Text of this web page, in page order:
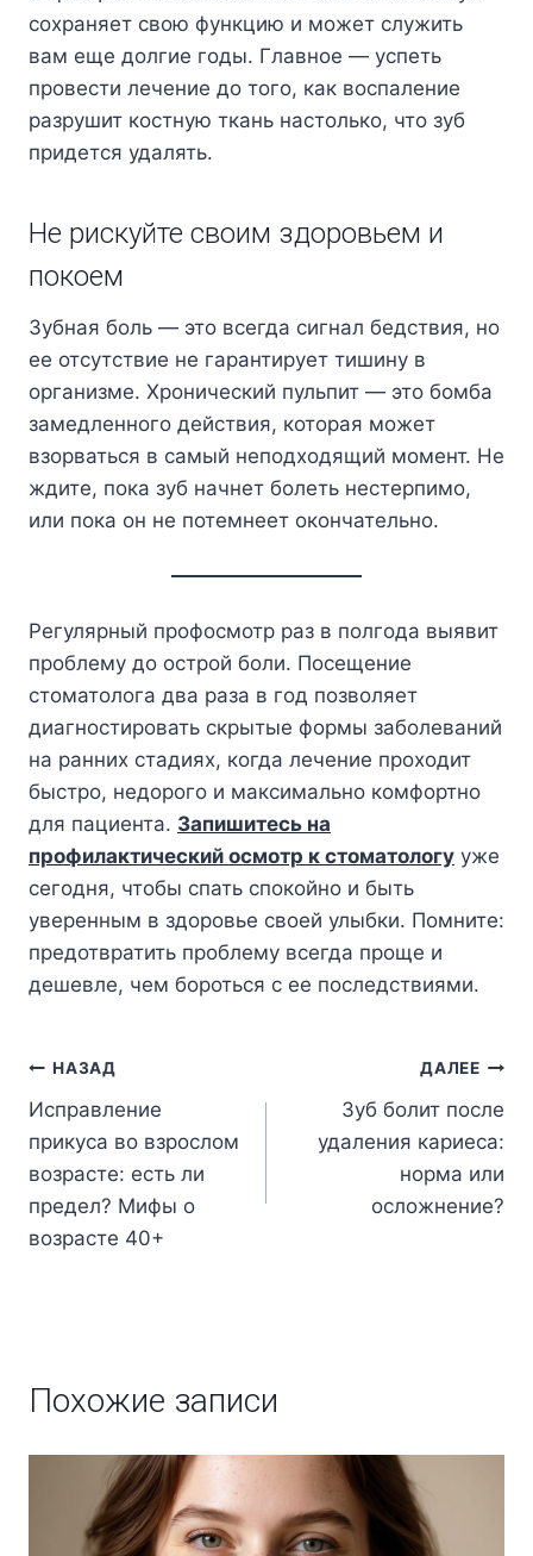
сохраняет свою функцию и может служить
вам еще долгие годы. Главное — успеть
провести лечение до того, как воспаление
разрушит костную ткань настолько, что зуб
придется удалять.
Не рискуйте своим здоровьем и
покоем
Зубная боль — это всегда сигнал бедствия, но
ее отсутствие не гарантирует тишину в
организме. Хронический пульпит — это бомба
замедленного действия, которая может
взорваться в самый неподходящий момент. Не
ждите, пока зуб начнет болеть нестерпимо,
или пока он не потемнеет окончательно.
Регулярный профосмотр раз в полгода выявит
проблему до острой боли. Посещение
стоматолога два раза в год позволяет
диагностировать скрытые формы заболеваний
на ранних стадиях, когда лечение проходит
быстро, недорого и максимально комфортно
для пациента. Запишитесь на
профилактический осмотр к стоматологу уже
сегодня, чтобы спать спокойно и быть
уверенным в здоровье своей улыбки. Помните:
предотвратить проблему всегда проще и
дешевле, чем бороться с ее последствиями.
НАЗАД
Исправление
прикуса во взрослом
возрасте: есть ли
предел? Мифы о
возрасте 40+
ДАЛЕЕ
Зуб болит после
удаления кариеса:
норма или
осложнение?
Похожие записи